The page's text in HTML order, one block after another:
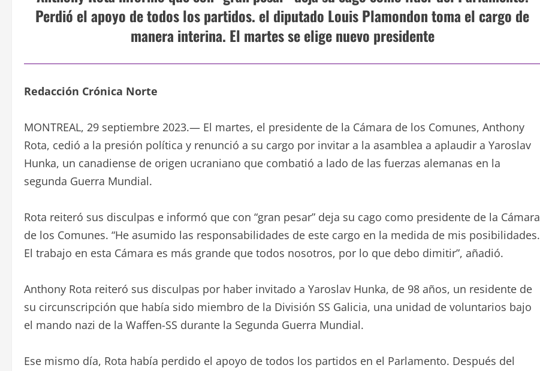
Perdió el apoyo de todos los partidos. el diputado Louis Plamondon toma el cargo de
manera interina. El martes se elige nuevo presidente
Redacción Crónica Norte
MONTREAL, 29 septiembre 2023.— El martes, el presidente de la Cámara de los Comunes, Anthony
Rota, cedió a la presión política y renunció a su cargo por invitar a la asamblea a aplaudir a Yaroslav
Hunka, un canadiense de origen ucraniano que combatió a lado de las fuerzas alemanas en la
segunda Guerra Mundial.
Rota reiteró sus disculpas e informó que con “gran pesar” deja su cago como presidente de la Cámara
de los Comunes. “He asumido las responsabilidades de este cargo en la medida de mis posibilidades.
El trabajo en esta Cámara es más grande que todos nosotros, por lo que debo dimitir”, añadió.
Anthony Rota reiteró sus disculpas por haber invitado a Yaroslav Hunka, de 98 años, un residente de
su circunscripción que había sido miembro de la División SS Galicia, una unidad de voluntarios bajo
el mando nazi de la Waffen-SS durante la Segunda Guerra Mundial.
Ese mismo día, Rota había perdido el apoyo de todos los partidos en el Parlamento. Después del